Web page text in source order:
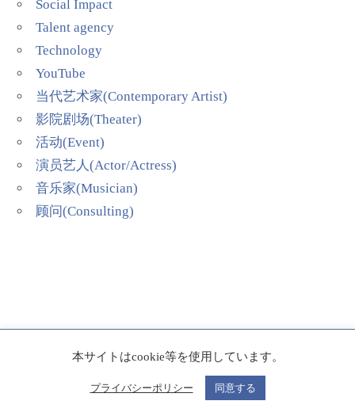
Social Impact
Talent agency
Technology
YouTube
当代艺术家(Contemporary Artist)
影院剧场(Theater)
活动(Event)
演员艺人(Actor/Actress)
音乐家(Musician)
顾问(Consulting)
OFFICIAL
本サイトはcookie等を使用しています。
プライバシーポリシー 同意する